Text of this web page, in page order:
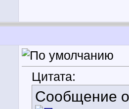
Цитата:
Сообщение